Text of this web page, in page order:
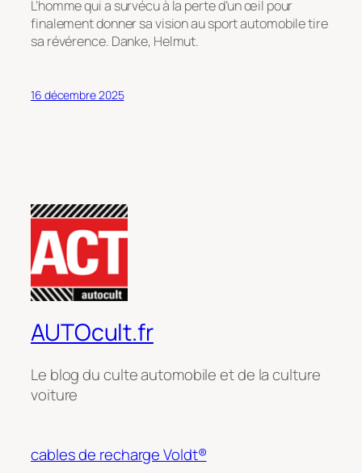
L’homme qui a survécu à la perte d’un œil pour
finalement donner sa vision au sport automobile tire
sa révérence. Danke, Helmut.
16 décembre 2025
AUTOcult.fr
Le blog du culte automobile et de la culture
voiture
cables de recharge Voldt®